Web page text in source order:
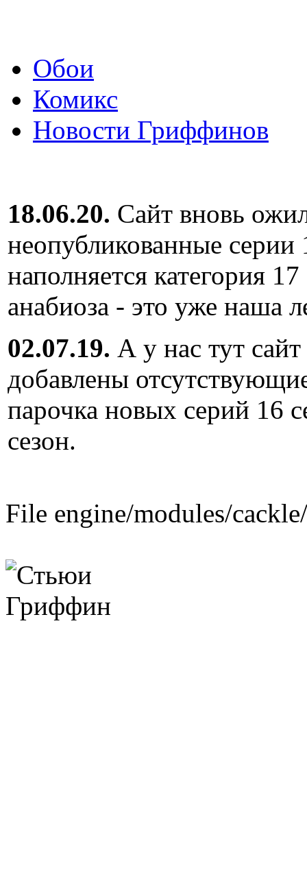
Обои
Комикс
Новости Гриффинов
18.06.20. Сайт вновь
неопубликованные серии
наполняется категория
анабиоза - это уже наша
02.07.19. А у нас тут
добавлены
парочка новых серий 16
сезон.
File engine/modules/